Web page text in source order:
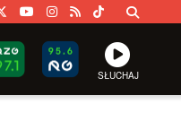
SŁUCHAJ